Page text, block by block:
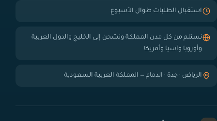
استقبال الطلبات طوال الأسبوع
نستلم من كل مدن المملكة ونشحن إلى الخليج والدول العربية
وأوروبا وآسيا وأمريكا
الرياض · جدة · الدمام — المملكة العربية السعودية